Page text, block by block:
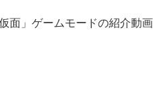
面」ゲームモードの紹介動